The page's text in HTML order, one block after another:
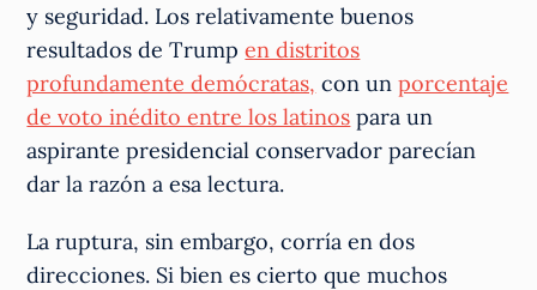
y seguridad. Los relativamente buenos
resultados de Trumpen distritos
profundamente demócratas, con unporcentaje
de voto inédito entre los latinos para un
aspirante presidencial conservador parecían
dar la razón a esa lectura.
La ruptura, sin embargo, corría en dos
direcciones. Si bien es cierto que muchos